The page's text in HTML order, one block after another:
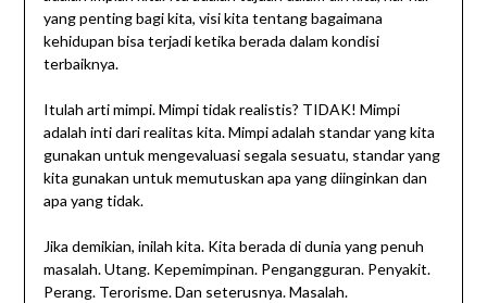
yang penting bagi kita, visi kita tentang bagaimana
kehidupan bisa terjadi ketika berada dalam kondisi
terbaiknya.
Itulah arti mimpi. Mimpi tidak realistis? TIDAK! Mimpi
adalah inti dari realitas kita. Mimpi adalah standar yang kita
gunakan untuk mengevaluasi segala sesuatu, standar yang
kita gunakan untuk memutuskan apa yang diinginkan dan
apa yang tidak.
Jika demikian, inilah kita. Kita berada di dunia yang penuh
masalah. Utang. Kepemimpinan. Pengangguran. Penyakit.
Perang. Terorisme. Dan seterusnya. Masalah.